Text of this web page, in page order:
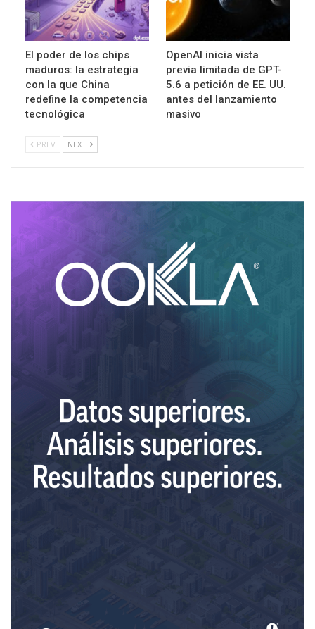
El poder de los chips
maduros: la estrategia
con la que China
redefine la competencia
tecnológica
OpenAI inicia vista
previa limitada de GPT-
5.6 a petición de EE. UU.
antes del lanzamiento
masivo
PREV NEXT